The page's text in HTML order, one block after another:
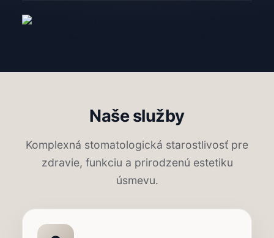
Naše služby
Komplexná stomatologická starostlivosť pre
zdravie, funkciu a prirodzenú estetiku
úsmevu.